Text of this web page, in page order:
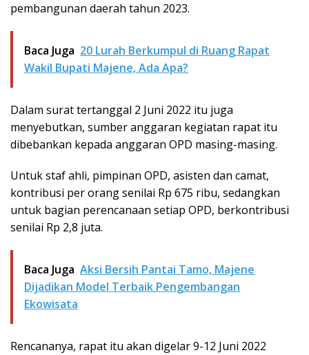
pembangunan daerah tahun 2023.
Baca Juga 20 Lurah Berkumpul di Ruang Rapat
Wakil Bupati Majene, Ada Apa?
Dalam surat tertanggal 2 Juni 2022 itu juga
menyebutkan, sumber anggaran kegiatan rapat itu
dibebankan kepada anggaran OPD masing-masing.
Untuk staf ahli, pimpinan OPD, asisten dan camat,
kontribusi per orang senilai Rp 675 ribu, sedangkan
untuk bagian perencanaan setiap OPD, berkontribusi
senilai Rp 2,8 juta.
Baca Juga Aksi Bersih Pantai Tamo, Majene
Dijadikan Model Terbaik Pengembangan
Ekowisata
Rencananya, rapat itu akan digelar 9-12 Juni 2022